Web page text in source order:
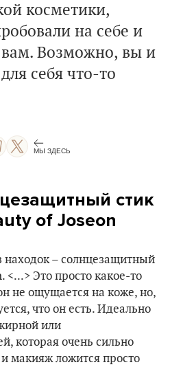
косметики,
на себе и
вам. Возможно, вы и
себя что-то
МЫ ЗДЕСЬ
стик
of Joseon
находок – солнцезащитный
<...> Это просто какое-то
не ощущается на коже, но,
что он есть. Идеально
или
которая очень сильно
макияж ложится просто